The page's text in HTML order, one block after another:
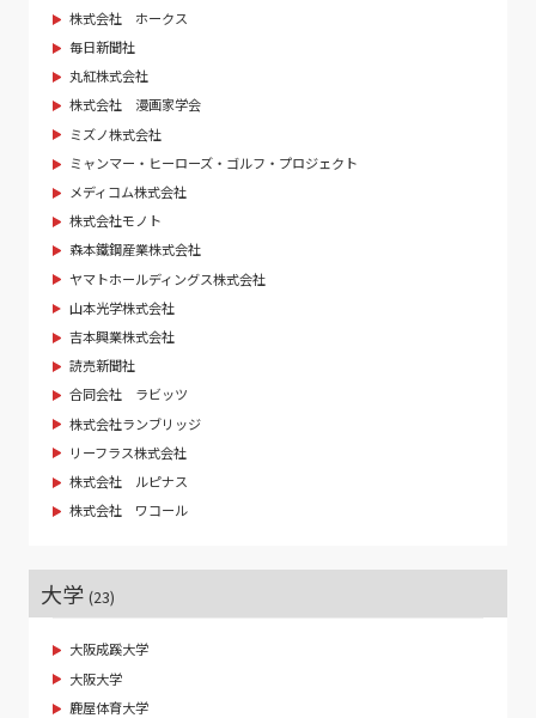
株式会社 ホークス
毎日新聞社
丸紅株式会社
株式会社 漫画家学会
ミズノ株式会社
ミャンマー・ヒーローズ・ゴルフ・プロジェクト
メディコム株式会社
株式会社モノト
森本鐵鋼産業株式会社
ヤマトホールディングス株式会社
山本光学株式会社
吉本興業株式会社
読売新聞社
合同会社 ラビッツ
株式会社ランブリッジ
リーフラス株式会社
株式会社 ルピナス
株式会社 ワコール
大学 (23)
大阪成蹊大学
大阪大学
鹿屋体育大学